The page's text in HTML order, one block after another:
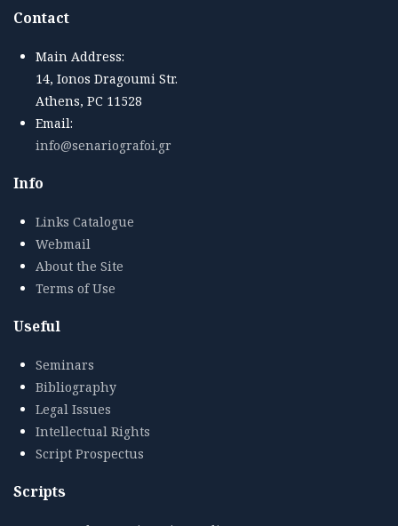
Contact
Main Address:
14, Ionos Dragoumi Str.
Athens, PC 11528
Email:
info@senariografoi.gr
Info
Links Catalogue
Webmail
About the Site
Terms of Use
Useful
Seminars
Bibliography
Legal Issues
Intellectual Rights
Script Prospectus
Scripts